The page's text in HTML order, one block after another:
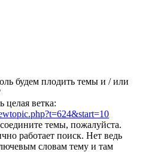
будем плодить темы и / или
целая ветка:
темы, пожалуйста.
работает поиск. Нет ведь
словам тему и там